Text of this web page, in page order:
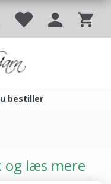
bestiller
og læs mere